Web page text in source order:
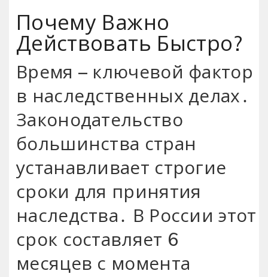
Почему Важно
Действовать Быстро?
Время – ключевой фактор
в наследственных делах․
Законодательство
большинства стран
устанавливает строгие
сроки для принятия
наследства․ В России этот
срок составляет 6
месяцев с момента